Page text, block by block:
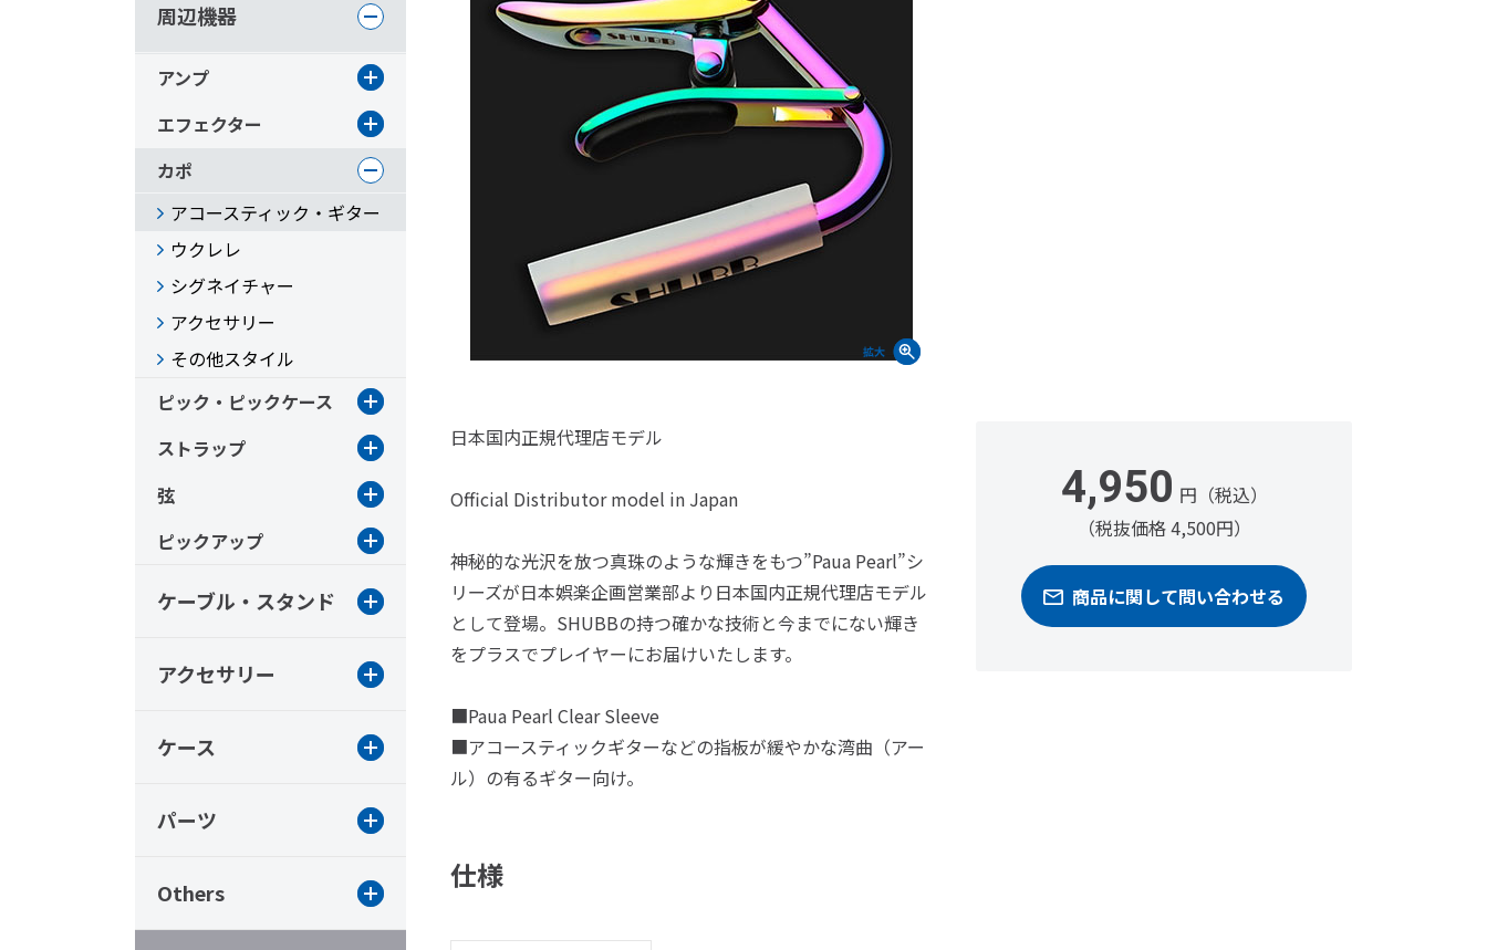
日本国内正規代理店モデル
Official Distributor model in Japan
神秘的な光沢を放つ真珠のような輝きをもつ”Paua Pearl”シ
リーズが日本娯楽企画営業部より日本国内正規代理店モデル
として登場。SHUBBの持つ確かな技術と今までにない輝き
をプラスでプレイヤーにお届けいたします。
■Paua Pearl Clear Sleeve
■アコースティックギターなどの指板が緩やかな湾曲（アー
ル）の有るギター向け。
4,950 円（税込）
（税抜価格 4,500円）
商品に関して問い合わせる
仕様
周辺機器
アンプ
エフェクター
カポ
アコースティック・ギター
ウクレレ
シグネイチャー
アクセサリー
その他スタイル
ピック・ピックケース
ストラップ
弦
ピックアップ
ケーブル・スタンド
アクセサリー
ケース
パーツ
Others